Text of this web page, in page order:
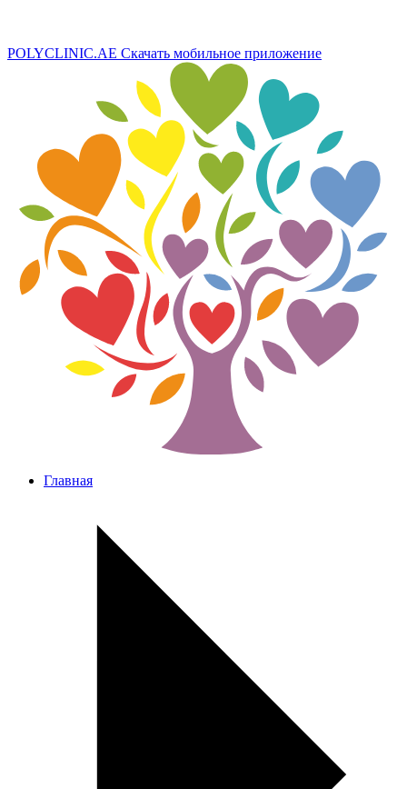
POLYCLINIC.AE Скачать мобильное приложение
Главная